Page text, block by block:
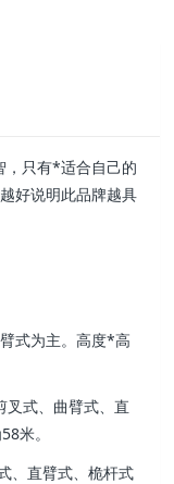
，只有*适合自己的
好说明此品牌越具
式为主。高度*高
叉式、曲臂式、直
米。
、直臂式、桅杆式